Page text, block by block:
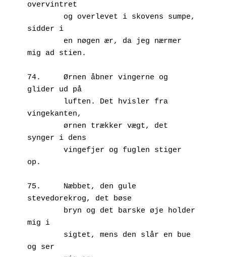
overvintret
sidder i
mig ad stien.
74.	Ørnen åbner vingerne og
glider ud på
vingekanten,
synger i dens
op.
75.	Næbbet, den gule
stevedorekrog, det bøse
mig i
og ser